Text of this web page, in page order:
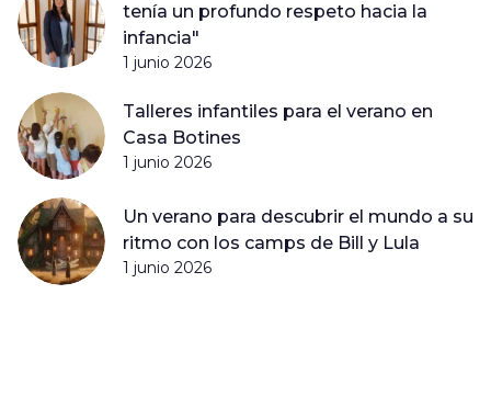
tenía un profundo respeto hacia la
infancia"
1 junio 2026
Talleres infantiles para el verano en
Casa Botines
1 junio 2026
Un verano para descubrir el mundo a su
ritmo con los camps de Bill y Lula
1 junio 2026